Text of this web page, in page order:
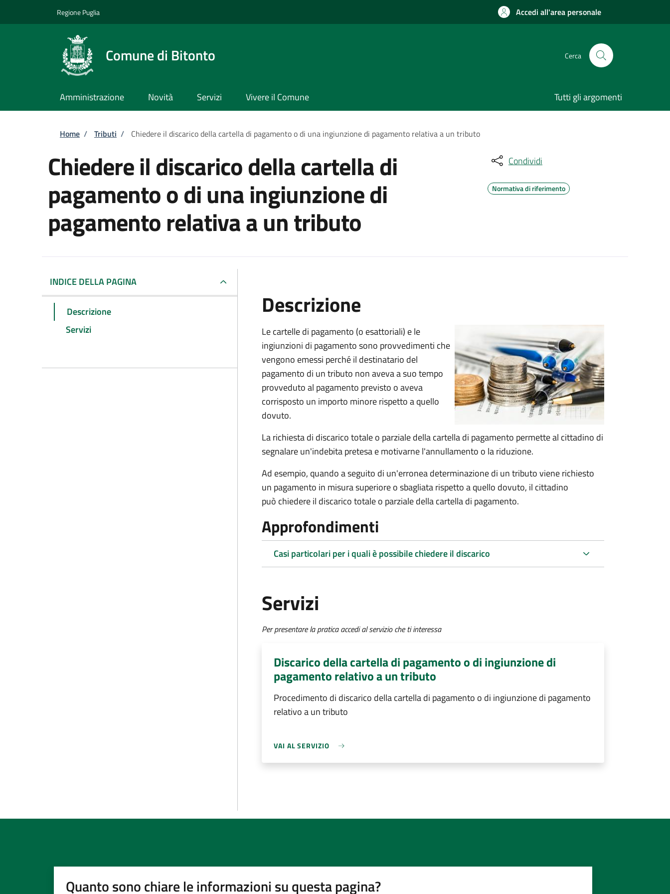
Regione Puglia Accedi all'area personale
Comune di Bitonto Cerca
Amministrazione Novità Servizi Vivere il Comune Tutti gli argomenti
Briciole di pane
Home / Tributi / Chiedere il discarico della cartella di pagamento o di una ingiunzione di pagamento relativa a un tributo
Chiedere il discarico della cartella di
pagamento o di una ingiunzione di
pagamento relativa a un tributo
Condividi
Normativa di riferimento
INDICE DELLA PAGINA
Descrizione
Servizi
Descrizione
Le cartelle di pagamento (o esattoriali) e le
ingiunzioni di pagamento sono provvedimenti che
vengono emessi perché il destinatario del
pagamento di un tributo non aveva a suo tempo
provveduto al pagamento previsto o aveva
corrisposto un importo minore rispetto a quello
dovuto.
La richiesta di discarico totale o parziale della cartella di pagamento permette al cittadino di
segnalare un'indebita pretesa e motivarne l'annullamento o la riduzione.
Ad esempio, quando a seguito di un'erronea determinazione di un tributo viene richiesto
un pagamento in misura superiore o sbagliata rispetto a quello dovuto, il cittadino
può chiedere il discarico totale o parziale della cartella di pagamento.
Approfondimenti
Casi particolari per i quali è possibile chiedere il discarico
Servizi
Per presentare la pratica accedi al servizio che ti interessa
Discarico della cartella di pagamento o di ingiunzione di
pagamento relativo a un tributo
Procedimento di discarico della cartella di pagamento o di ingiunzione di pagamento
relativo a un tributo
VAI AL SERVIZIO
Quanto sono chiare le informazioni su questa pagina?